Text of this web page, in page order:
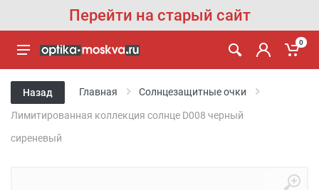
Перейти на старый сайт
0
Назад Главная Солнцезащитные очки
Лимитированная коллекция солнце D008 черный
сиреневый